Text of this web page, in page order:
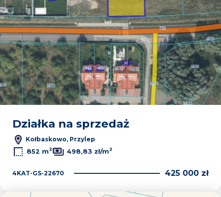
Działka na sprzedaż
Kołbaskowo, Przylep
852 m2 498,83 zł/m2
4KAT-GS-22670 425 000 zł